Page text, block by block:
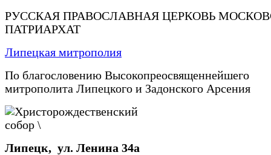
РУССКАЯ ПРАВОСЛАВНАЯ ЦЕРКОВЬ
ПАТРИАРХАТ
Липецкая митрополия
По благословению Высокопреосвященнейшего
митрополита Липецкого и Задонского Арсения
Липецк, ул. Ленина 34а